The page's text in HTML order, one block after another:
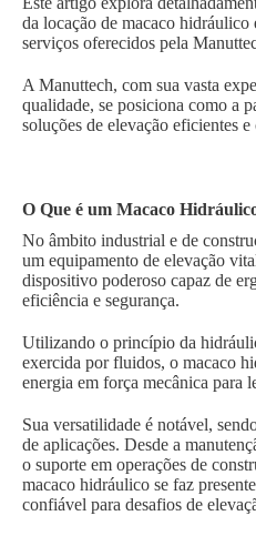
da locação de macaco
serviços oferecidos pela
A Manuttech, com sua vasta
qualidade, se posiciona como a
soluções de elevação eficientes
O Que é um Macaco
No âmbito industrial e de
um equipamento de elevação
dispositivo poderoso capaz de
eficiência e segurança.
Utilizando o princípio da
exercida por fluidos, o macaco
energia em força mecânica para
Sua versatilidade é notável,
de aplicações. Desde a
o suporte em operações de
macaco hidráulico se faz
confiável para desafios de